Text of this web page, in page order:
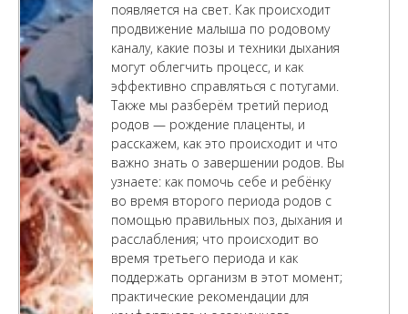
появляется на свет. Как происходит
продвижение малыша по родовому
каналу, какие позы и техники дыхания
могут облегчить процесс, и как
эффективно справляться с потугами.
Также мы разберём третий период
родов — рождение плаценты, и
расскажем, как это происходит и что
важно знать о завершении родов. Вы
узнаете: как помочь себе и ребёнку
во время второго периода родов с
помощью правильных поз, дыхания и
расслабления; что происходит во
время третьего периода и как
поддержать организм в этот момент;
практические рекомендации для